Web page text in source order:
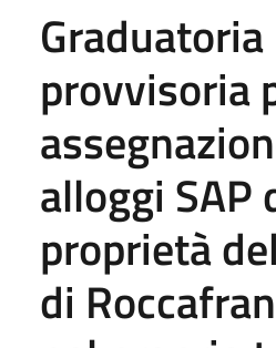
Graduatoria
provvisoria
alloggi SAP
proprietà
di